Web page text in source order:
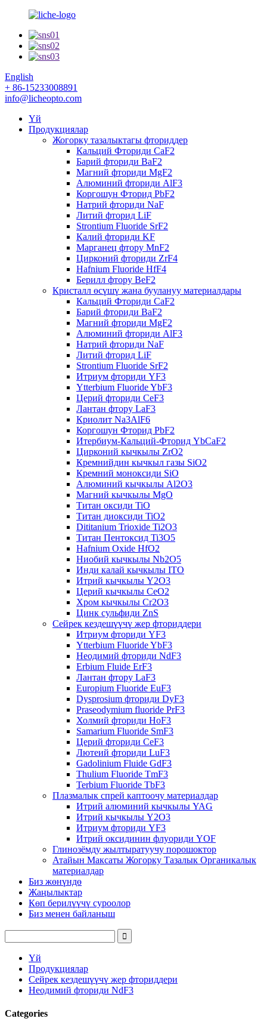
English
+ 86-15233008891
info@licheopto.com
Үй
Продукциялар
Жогорку тазалыктагы фториддер
Кальций Фториди CaF2
Барий фториди BaF2
Магний фториди MgF2
Алюминий фториди AlF3
Коргошун Фторид PbF2
Натрий фториди NaF
Литий фторид LiF
Strontium Fluoride SrF2
Калий фториди KF
Марганец фтору MnF2
Цирконий фториди ZrF4
Hafnium Fluoride HfF4
Берилл фтору BeF2
Кристалл өсүшү жана буулануу материалдары
Кальций Фториди CaF2
Барий фториди BaF2
Магний фториди MgF2
Алюминий фториди AlF3
Натрий фториди NaF
Литий фторид LiF
Strontium Fluoride SrF2
Итриум фториди YF3
Ytterbium Fluoride YbF3
Церий фториди CeF3
Лантан фтору LaF3
Криолит Na3AlF6
Коргошун Фторид PbF2
Итербиум-Кальций-Фторид YbCaF2
Цирконий кычкылы ZrO2
Кремнийдин кычкыл газы SiO2
Кремний моноксиди SiO
Алюминий кычкылы Al2O3
Магний кычкылы MgO
Титан оксиди TiO
Титан диоксиди TiO2
Dititanium Trioxide Ti2O3
Титан Пентоксид Ti3O5
Hafnium Oxide HfO2
Ниобий кычкылы Nb2O5
Инди калай кычкылы ITO
Итрий кычкылы Y2O3
Церий кычкылы CeO2
Хром кычкылы Cr2O3
Цинк сульфиди ZnS
Сейрек кездешүүчү жер фториддери
Итриум фториди YF3
Ytterbium Fluoride YbF3
Неодимий фториди NdF3
Erbium Fluide ErF3
Лантан фтору LaF3
Europium Fluoride EuF3
Dysprosium фториди DyF3
Praseodymium fluoride PrF3
Холмий фториди HoF3
Samarium Fluoride SmF3
Церий фториди CeF3
Лютеий фториди LuF3
Gadolinium Fluide GdF3
Thulium Fluoride TmF3
Terbium Fluoride TbF3
Плазмалык спрей каптоочу материалдар
Итрий алюминий кычкылы YAG
Итрий кычкылы Y2O3
Итриум фториди YF3
Итрий оксидинин флуориди YOF
Глинозёмду жылтыратуучу порошоктор
Атайын Максаты Жогорку Тазалык Органикалык
материалдар
Биз жөнүндө
Жаңылыктар
Көп берилүүчү суроолор
Биз менен байланыш
Үй
Продукциялар
Сейрек кездешүүчү жер фториддери
Неодимий фториди NdF3
Categories